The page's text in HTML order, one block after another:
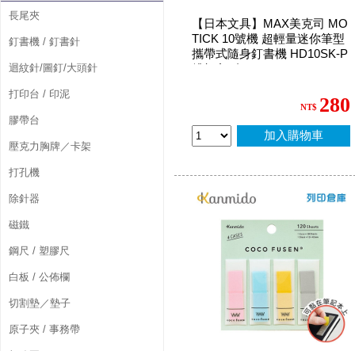
長尾夾
釘書機 / 釘書針
迴紋針/圖釘/大頭針
打印台 / 印泥
膠帶台
壓克力胸牌／卡架
打孔機
除針器
磁鐵
鋼尺 / 塑膠尺
白板 / 公佈欄
切割墊／墊子
原子夾 / 事務帶
【日本文具】MAX美克司 MO
TICK 10號機 超輕量迷你筆型
攜帶式隨身釘書機 HD10SK-P
粉紅色 (個)
NT$ 280
加入購物車